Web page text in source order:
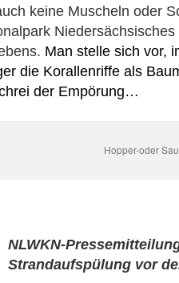
keine Muscheln oder
Man stelle sich vor,
die Korallenriffe als
der Empörung…
Hopper-oder
NLWKN-
Strandaufspülung vor